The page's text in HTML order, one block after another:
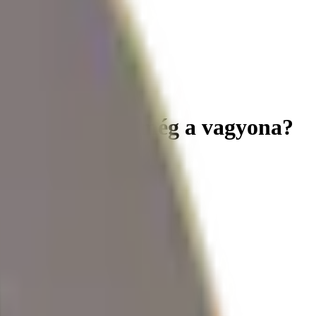
van még a vagyona?